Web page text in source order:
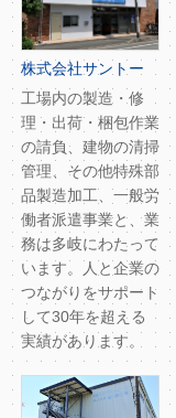
株式会社サントー
工場内の製造・修
理・出荷・梱包作業
の請負、建物の清掃
管理、その他特殊部
品製造加工、一般労
働者派遣事業と、業
務は多岐にわたって
います。人と企業の
つながりをサポート
して30年を超える
実績があります。